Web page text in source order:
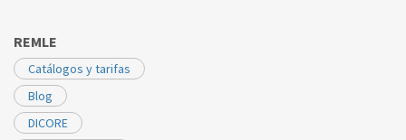
REMLE
Catálogos y tarifas
Blog
DICORE